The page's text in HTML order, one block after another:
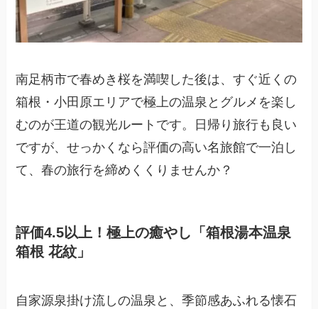
南足柄市で春めき桜を満喫した後は、すぐ近くの
箱根・小田原エリアで極上の温泉とグルメを楽し
むのが王道の観光ルートです。日帰り旅行も良い
ですが、せっかくなら評価の高い名旅館で一泊し
て、春の旅行を締めくくりませんか？
評価4.5以上！極上の癒やし「箱根湯本温泉
箱根 花紋」
自家源泉掛け流しの温泉と、季節感あふれる懐石